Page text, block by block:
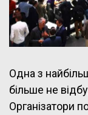
Одна з
більше не
Організатори